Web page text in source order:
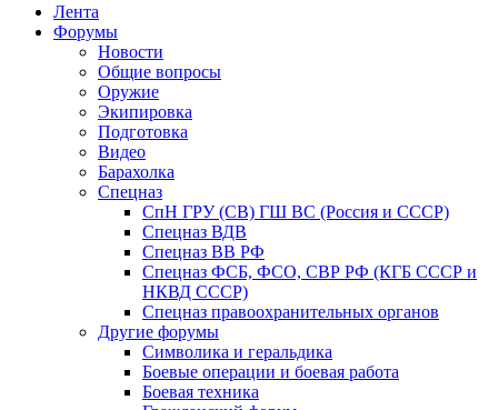
Лента
Форумы
Новости
Общие вопросы
Оружие
Экипировка
Подготовка
Видео
Барахолка
Спецназ
СпН ГРУ (СВ) ГШ ВС (Россия и СССР)
Спецназ ВДВ
Спецназ ВВ РФ
Спецназ ФСБ, ФСО, СВР РФ (КГБ СССР и
НКВД СССР)
Спецназ правоохранительных органов
Другие форумы
Символика и геральдика
Боевые операции и боевая работа
Боевая техника